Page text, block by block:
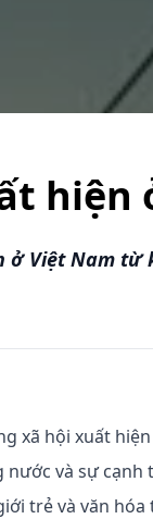
hiện
ở Việt Nam
xã hội xuất
và sự cạnh
trẻ và văn hóa